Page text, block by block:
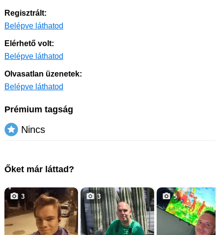
Regisztrált:
Belépve láthatod
Elérhető volt:
Belépve láthatod
Olvasatlan üzenetek:
Belépve láthatod
Prémium tagság
Nincs
Őket már láttad?
3 3 5